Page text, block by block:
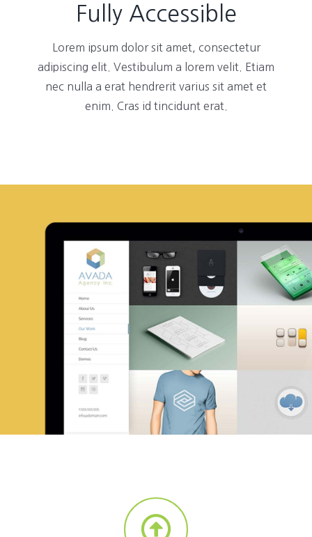
Fully Accessible
Lorem ipsum dolor sit amet, consectetur
adipiscing elit. Vestibulum a lorem velit. Etiam
nec nulla a erat hendrerit varius sit amet et
enim. Cras id tincidunt erat.